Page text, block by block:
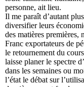
personne, ait lieu.
Il me paraît d’autant
diversifier leurs
des matières premières,
Franc exportateurs de
le retournement du
laisse planer le spectre
dans les semaines ou
l’état le débat sur